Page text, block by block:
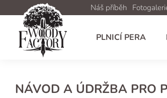
Náš příběh
PLNICÍ PERA
NÁVOD A ÚDRŽBA PRO